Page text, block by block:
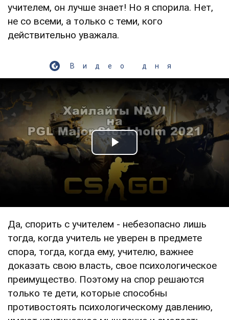
учителем, он лучше знает! Но я спорила. Нет,
не со всеми, а только с теми, кого
действительно уважала.
Видео дня
Play Video
Да, спорить с учителем - небезопасно лишь
тогда, когда учитель не уверен в предмете
спора, тогда, когда ему, учителю, важнее
доказать свою власть, свое психологическое
преимущество. Поэтому на спор решаются
только те дети, которые способны
противостоять психологическому давлению,